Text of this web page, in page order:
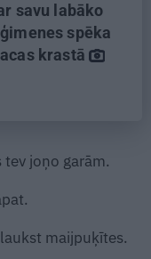
savu labāko
spēka
krastā
tev joņo garām.
maijpuķītes.